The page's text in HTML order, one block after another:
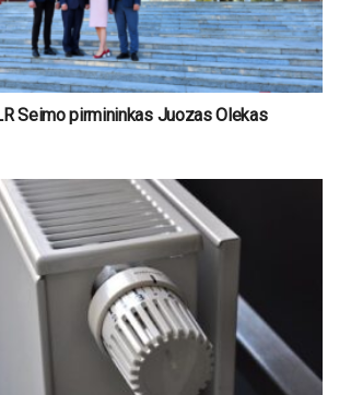
Seimo pirmininkas Juozas Olekas